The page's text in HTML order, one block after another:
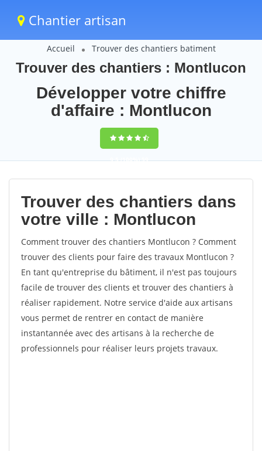
Chantier artisan
Accueil Trouver des chantiers batiment
Trouver des chantiers : Montlucon
Développer votre chiffre
d'affaire : Montlucon
9,5(100%)59
votes
Trouver des chantiers dans
votre ville : Montlucon
Comment trouver des chantiers Montlucon ? Comment
trouver des clients pour faire des travaux Montlucon ?
En tant qu'entreprise du bâtiment, il n'est pas toujours
facile de trouver des clients et trouver des chantiers à
réaliser rapidement. Notre service d'aide aux artisans
vous permet de rentrer en contact de manière
instantannée avec des artisans à la recherche de
professionnels pour réaliser leurs projets travaux.